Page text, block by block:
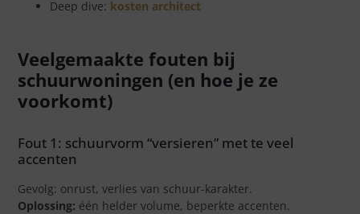
Deep dive: kosten architect
Veelgemaakte fouten bij
schuurwoningen (en hoe je ze
voorkomt)
Fout 1: schuurvorm “versieren” met te veel
accenten
Gevolg: onrust, verlies van schuur-karakter.
Oplossing: één helder volume, beperkte accenten.